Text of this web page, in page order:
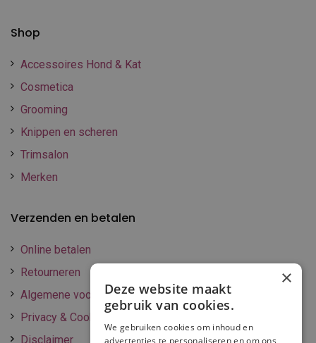
Shop
Accessoires Hond & Kat
Cosmetica
Grooming
Knippen en scheren
Trimsalon
Merken
Verzenden en betalen
Online betalen
Retourneren
Algemene voorwaarden
Privacy & Cookie policy
Disclaimer
×
Deze website maakt
gebruik van cookies.
We gebruiken cookies om inhoud en
advertenties te personaliseren en om ons